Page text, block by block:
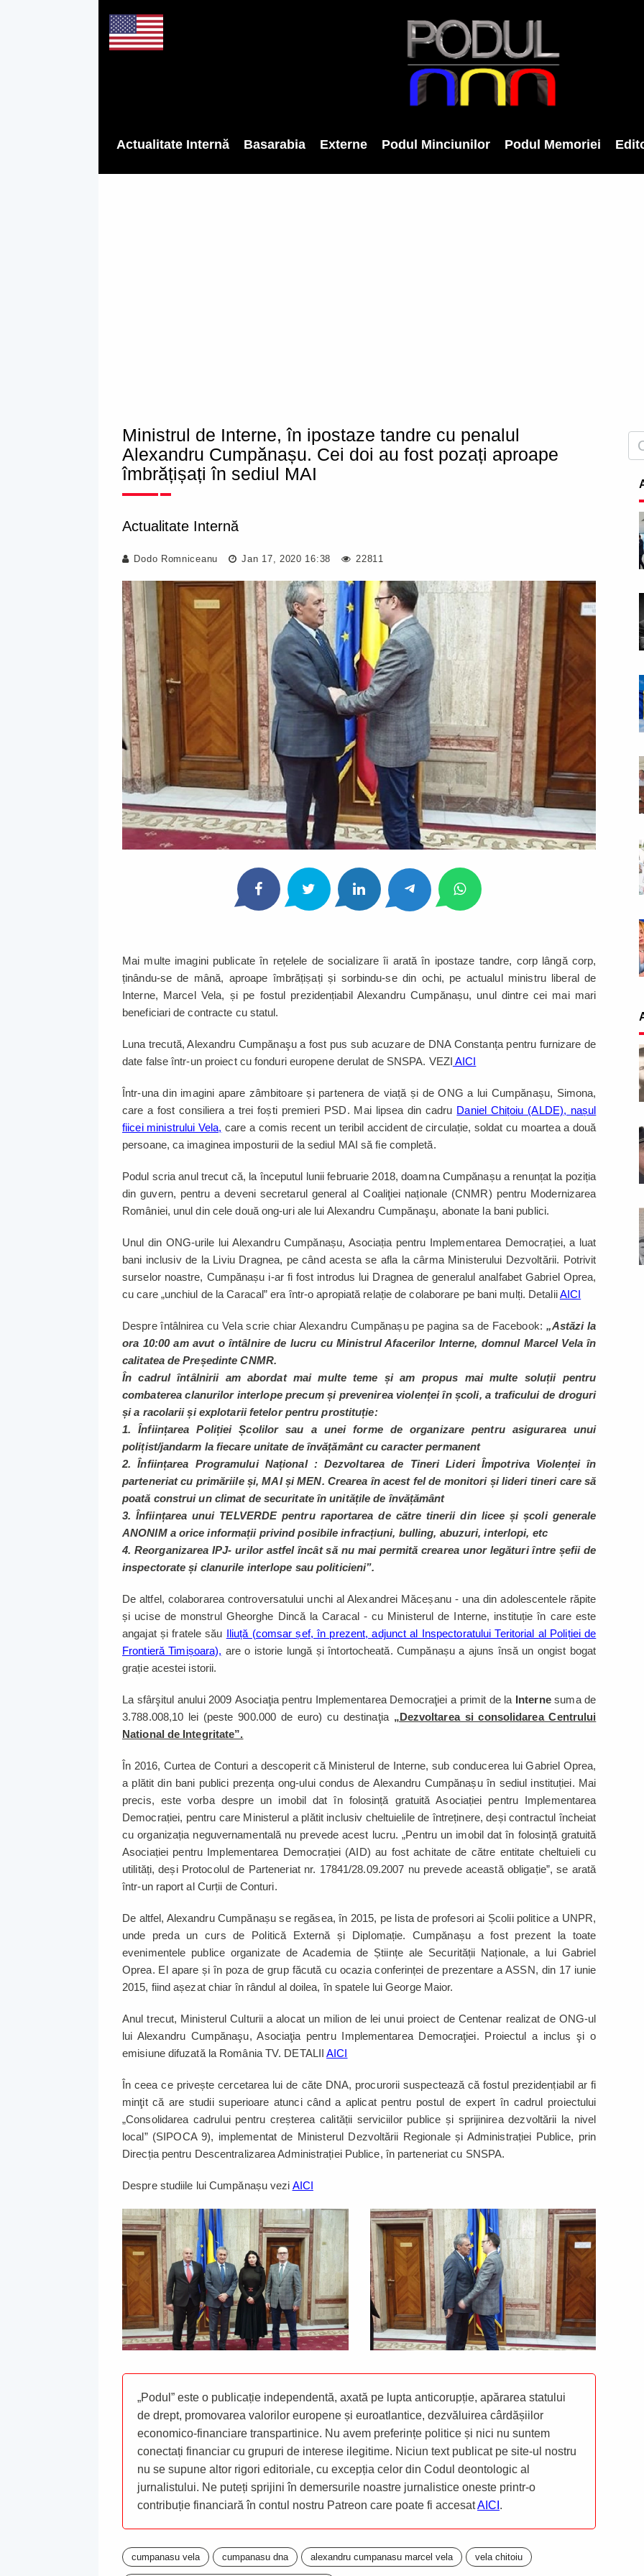
Actualitate Internă Basarabia Externe Podul Minciunilor Podul Memoriei
Ministrul de Interne, în ipostaze tandre cu penalul
Alexandru Cumpănașu. Cei doi au fost pozați aproape
îmbrățișați în sediul MAI
Actualitate Internă
Dodo Romniceanu Jan 17, 2020 16:38 22811
Mai multe imagini publicate în rețelele de socializare îi arată în ipostaze tandre, corp lângă corp,
ținându-se de mână, aproape îmbrățișați și sorbindu-se din ochi, pe actualul ministru liberal de
Interne, Marcel Vela, și pe fostul prezidențiabil Alexandru Cumpănașu, unul dintre cei mai mari
beneficiari de contracte cu statul.
Luna trecută, Alexandru Cumpănaşu a fost pus sub acuzare de DNA Constanța pentru furnizare de
date false într-un proiect cu fonduri europene derulat de SNSPA. VEZI AICI
Într-una din imagini apare zâmbitoare și partenera de viață și de ONG a lui Cumpănașu, Simona,
care a fost consiliera a trei foști premieri PSD. Mai lipsea din cadru Daniel Chițoiu (ALDE), nașul
fiicei ministrului Vela, care a comis recent un teribil accident de circulație, soldat cu moartea a două
persoane, ca imaginea imposturii de la sediul MAI să fie completă.
Podul scria anul trecut că, la începutul lunii februarie 2018, doamna Cumpănașu a renunțat la poziția
din guvern, pentru a deveni secretarul general al Coaliţiei naționale (CNMR) pentru Modernizarea
României, unul din cele două ong-uri ale lui Alexandru Cumpănaşu, abonate la bani publici.
Unul din ONG-urile lui Alexandru Cumpănașu, Asociația pentru Implementarea Democrației, a luat
bani inclusiv de la Liviu Dragnea, pe când acesta se afla la cârma Ministerului Dezvoltării. Potrivit
surselor noastre, Cumpănașu i-ar fi fost introdus lui Dragnea de generalul analfabet Gabriel Oprea,
cu care „unchiul de la Caracal” era într-o apropiată relație de colaborare pe bani mulți. DetaliiAICI
Despre întâlnirea cu Vela scrie chiar Alexandru Cumpănașu pe pagina sa de Facebook: „Astăzi la
ora 10:00 am avut o întâlnire de lucru cu Ministrul Afacerilor Interne, domnul Marcel Vela în
calitatea de Președinte CNMR.
În cadrul întâlnirii am abordat mai multe teme și am propus mai multe soluții pentru
combaterea clanurilor interlope precum și prevenirea violenței în școli, a traficului de droguri
și a racolarii și explotarii fetelor pentru prostituție:
1. Înființarea Poliției Școlilor sau a unei forme de organizare pentru asigurarea unui
polițist/jandarm la fiecare unitate de învățământ cu caracter permanent
2. Înființarea Programului Național : Dezvoltarea de Tineri Lideri Împotriva Violenței în
parteneriat cu primăriile și, MAI și MEN. Crearea în acest fel de monitori și lideri tineri care să
poată construi un climat de securitate în unitățile de învățământ
3. Înființarea unui TELVERDE pentru raportarea de către tinerii din licee și școli generale
ANONIM a orice informații privind posibile infracțiuni, bulling, abuzuri, interlopi, etc
4. Reorganizarea IPJ- urilor astfel încât să nu mai permită crearea unor legături între șefii de
inspectorate și clanurile interlope sau politicieni”.
De altfel, colaborarea controversatului unchi al Alexandrei Măceșanu - una din adolescentele răpite
și ucise de monstrul Gheorghe Dincă la Caracal - cu Ministerul de Interne, instituție în care este
angajat și fratele său Iliuță (comsar șef, în prezent, adjunct al Inspectoratului Teritorial al Poliției de
Frontieră Timișoara), are o istorie lungă și întortocheată. Cumpănașu a ajuns însă un ongist bogat
grație acestei istorii.
La sfârşitul anului 2009 Asociaţia pentru Implementarea Democraţiei a primit de la Internesuma de
3.788.008,10 lei (peste 900.000 de euro) cu destinaţia „Dezvoltarea si consolidarea Centrului
National de Integritate”.
În 2016, Curtea de Conturi a descoperit că Ministerul de Interne, sub conducerea lui Gabriel Oprea,
a plătit din bani publici prezența ong-ului condus de Alexandru Cumpănașu în sediul instituției. Mai
precis, este vorba despre un imobil dat în folosință gratuită Asociației pentru Implementarea
Democrației, pentru care Ministerul a plătit inclusiv cheltuielile de întreținere, deși contractul încheiat
cu organizația neguvernamentală nu prevede acest lucru. „Pentru un imobil dat în folosință gratuită
Asociației pentru Implementarea Democrației (AID) au fost achitate de către entitate cheltuieli cu
utilități, deși Protocolul de Parteneriat nr. 17841/28.09.2007 nu prevede această obligație”, se arată
într-un raport al Curții de Conturi.
De altfel, Alexandru Cumpănașu se regăsea, în 2015, pe lista de profesori ai Școlii politice a UNPR,
unde preda un curs de Politică Externă și Diplomație. Cumpănașu a fost prezent la toate
evenimentele publice organizate de Academia de Științe ale Securității Naționale, a lui Gabriel
Oprea. El apare și în poza de grup făcută cu ocazia conferinței de prezentare a ASSN, din 17 iunie
2015, fiind așezat chiar în rândul al doilea, în spatele lui George Maior.
Anul trecut, Ministerul Culturii a alocat un milion de lei unui proiect de Centenar realizat de ONG-ul
lui Alexandru Cumpănaşu, Asociaţia pentru Implementarea Democraţiei. Proiectul a inclus şi o
emisiune difuzată la România TV. DETALIIAICI
În ceea ce privește cercetarea lui de căte DNA, procurorii suspectează că fostul prezidențiabil ar fi
minţit că are studii superioare atunci când a aplicat pentru postul de expert în cadrul proiectului
„Consolidarea cadrului pentru creșterea calității serviciilor publice și sprijinirea dezvoltării la nivel
local” (SIPOCA 9), implementat de Ministerul Dezvoltării Regionale și Administrației Publice, prin
Direcția pentru Descentralizarea Administrației Publice, în parteneriat cu SNSPA.
Despre studiile lui Cumpănașu vezi AICI
„Podul” este o publicație independentă, axată pe lupta anticorupție, apărarea statului
de drept, promovarea valorilor europene și euroatlantice, dezvăluirea cârdășiilor
economico-financiare transpartinice. Nu avem preferințe politice și nici nu suntem
conectați financiar cu grupuri de interese ilegitime. Niciun text publicat pe site-ul nostru
nu se supune altor rigori editoriale, cu excepția celor din Codul deontologic al
jurnalistului. Ne puteți sprijini în demersurile noastre jurnalistice oneste printr-o
contribuție financiară în contul nostru Patreon care poate fi accesatAICI .
cumpanasu vela cumpanasu dna alexandru cumpanasu marcel vela vela chitoiu